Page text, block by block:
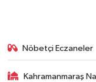
Nöbetçi Eczaneler
Kahramanmaraş